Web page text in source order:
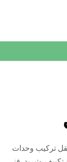
تركيب وحدات